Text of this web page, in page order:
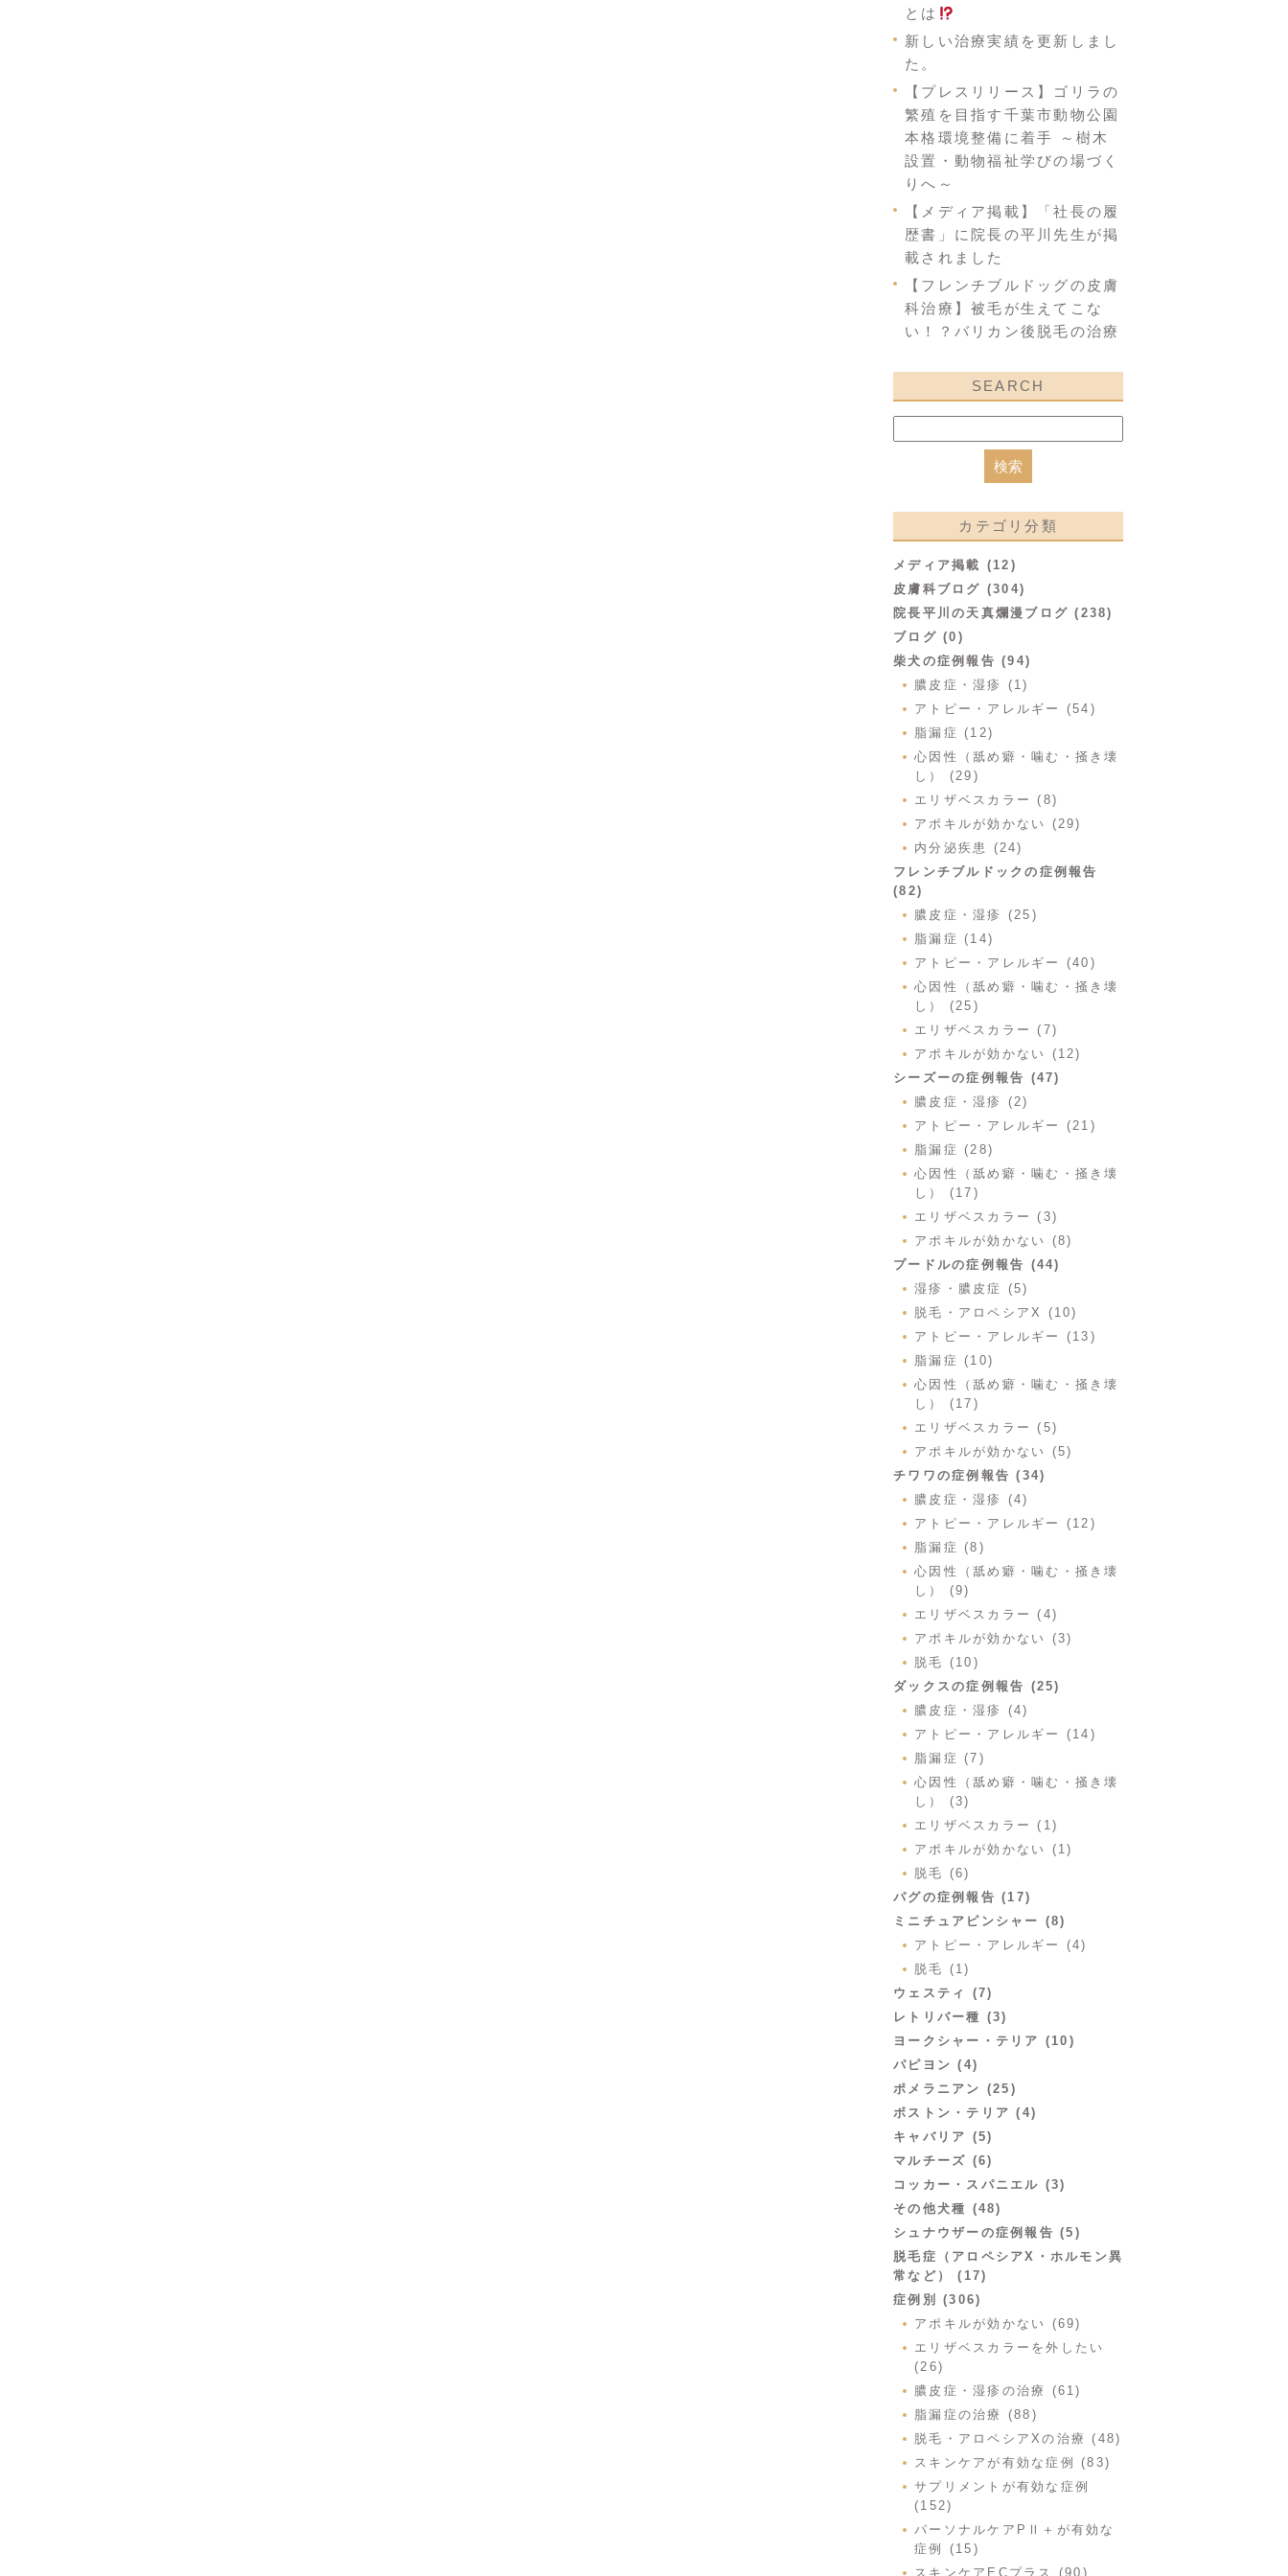
とは
新しい治療実績を更新しまし
た。
【プレスリリース】ゴリラの
繁殖を目指す千葉市動物公園
本格環境整備に着手 ～樹木
設置・動物福祉学びの場づく
りへ～
【メディア掲載】「社長の履
歴書」に院長の平川先生が掲
載されました
【フレンチブルドッグの皮膚
科治療】被毛が生えてこな
い！？バリカン後脱毛の治療
SEARCH
カテゴリ分類
メディア掲載 (12)
皮膚科ブログ (304)
院長平川の天真爛漫ブログ (238)
ブログ (0)
柴犬の症例報告 (94)
膿皮症・湿疹 (1)
アトピー・アレルギー (54)
脂漏症 (12)
心因性（舐め癖・噛む・掻き壊
し） (29)
エリザベスカラー (8)
アポキルが効かない (29)
内分泌疾患 (24)
フレンチブルドックの症例報告
(82)
膿皮症・湿疹 (25)
脂漏症 (14)
アトピー・アレルギー (40)
心因性（舐め癖・噛む・掻き壊
し） (25)
エリザベスカラー (7)
アポキルが効かない (12)
シーズーの症例報告 (47)
膿皮症・湿疹 (2)
アトピー・アレルギー (21)
脂漏症 (28)
心因性（舐め癖・噛む・掻き壊
し） (17)
エリザベスカラー (3)
アポキルが効かない (8)
プードルの症例報告 (44)
湿疹・膿皮症 (5)
脱毛・アロペシアX (10)
アトピー・アレルギー (13)
脂漏症 (10)
心因性（舐め癖・噛む・掻き壊
し） (17)
エリザベスカラー (5)
アポキルが効かない (5)
チワワの症例報告 (34)
膿皮症・湿疹 (4)
アトピー・アレルギー (12)
脂漏症 (8)
心因性（舐め癖・噛む・掻き壊
し） (9)
エリザベスカラー (4)
アポキルが効かない (3)
脱毛 (10)
ダックスの症例報告 (25)
膿皮症・湿疹 (4)
アトピー・アレルギー (14)
脂漏症 (7)
心因性（舐め癖・噛む・掻き壊
し） (3)
エリザベスカラー (1)
アポキルが効かない (1)
脱毛 (6)
パグの症例報告 (17)
ミニチュアピンシャー (8)
アトピー・アレルギー (4)
脱毛 (1)
ウェスティ (7)
レトリバー種 (3)
ヨークシャー・テリア (10)
パピヨン (4)
ポメラニアン (25)
ボストン・テリア (4)
キャバリア (5)
マルチーズ (6)
コッカー・スパニエル (3)
その他犬種 (48)
シュナウザーの症例報告 (5)
脱毛症（アロペシアX・ホルモン異
常など） (17)
症例別 (306)
アポキルが効かない (69)
エリザベスカラーを外したい
(26)
膿皮症・湿疹の治療 (61)
脂漏症の治療 (88)
脱毛・アロペシアXの治療 (48)
スキンケアが有効な症例 (83)
サプリメントが有効な症例
(152)
パーソナルケアPⅡ＋が有効な
症例 (15)
スキンケアECプラス (90)